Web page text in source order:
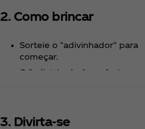
2. Como brincar
Sorteie o "adivinhador" para
começar.
O "adivinhador" se afasta
O papel é colado na testa do
3. Divirta-se